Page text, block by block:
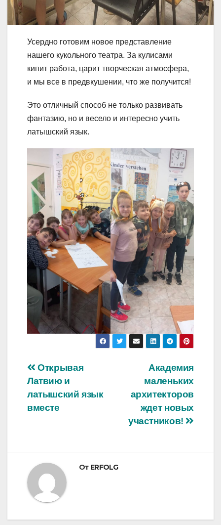
Усердно готовим новое представление
нашего кукольного театра. За кулисами
кипит работа, царит творческая атмосфера,
и мы все в предвкушении, что же получится!
Это отличный способ не только развивать
фантазию, но и весело и интересно учить
латышский язык.
Навигация
по
записям
Академия
маленьких
архитекторов
ждет новых
участников!
Открывая
Латвию и
латышский язык
вместе
От ERFOLG